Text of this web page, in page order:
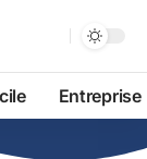
Entreprise